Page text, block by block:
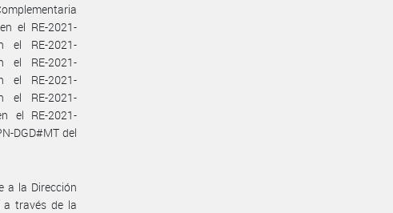
el RE-2021-
el RE-2021-
el RE-2021-
el RE-2021-
el RE-2021-
el RE-2021-
DGD#MT del
a la Dirección
a través de la